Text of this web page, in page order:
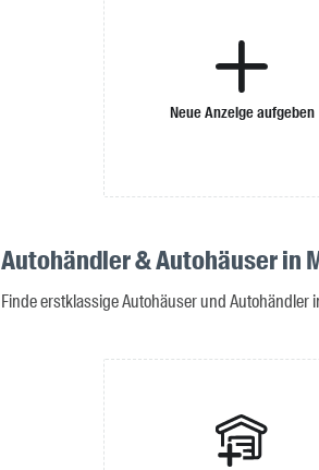
Neue Anzeige aufgeben
Autohändler & Autohäuser in
Finde erstklassige Autohäuser und Autohändler